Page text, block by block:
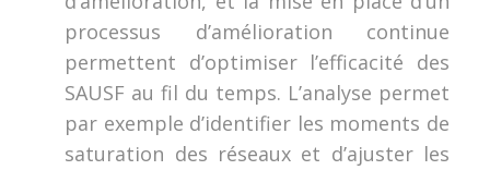
processus d’amélioration continue
permettent d’optimiser l’efficacité des
SAUSF au fil du temps. L’analyse permet
par exemple d’identifier les moments de
saturation des réseaux et d’ajuster les